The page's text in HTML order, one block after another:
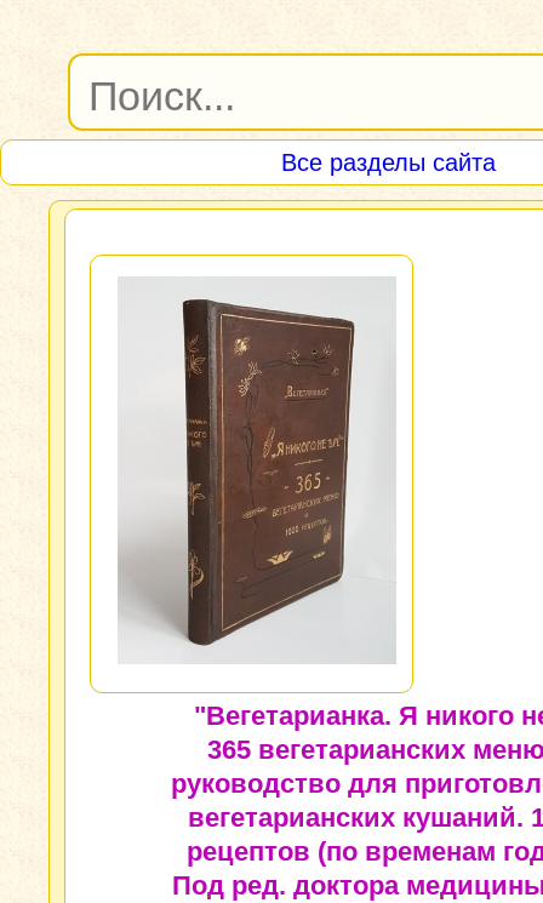
Все разделы сайта
"Вегетарианка. Я никого
365 вегетарианских
руководство для
вегетарианских кушаний.
рецептов (по временам
Под ред. доктора